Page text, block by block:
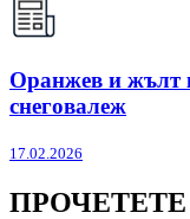
Оранжев и жълт
снеговалеж
17.02.2026